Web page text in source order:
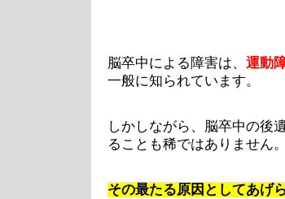
脳卒中による障害は、 運動
一般に知られています。
しかしながら、脳卒中の後
ることも稀ではありません。
その最たる原因としてあげ